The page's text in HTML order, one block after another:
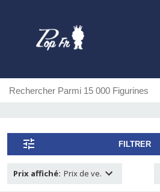
FILTRER
Prix affiché: Prix de ve.